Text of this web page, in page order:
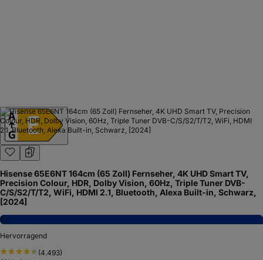
Hisense 65E6NT 164cm (65 Zoll) Fernseher, 4K UHD Smart TV,
Precision Colour, HDR, Dolby Vision, 60Hz, Triple Tuner DVB-
C/S/S2/T/T2, WiFi, HDMI 2.1, Bluetooth, Alexa Built-in, Schwarz,
[2024]
8,3
Hervorragend
(4.493)